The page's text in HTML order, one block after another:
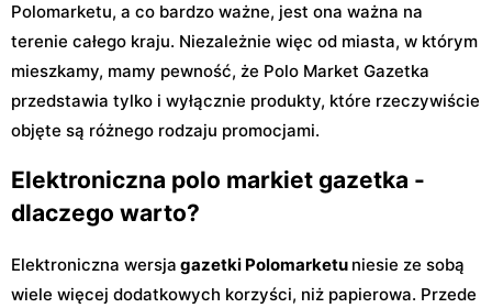
Polomarketu, a co bardzo ważne, jest ona ważna na
terenie całego kraju. Niezależnie więc od miasta, w którym
mieszkamy, mamy pewność, że Polo Market Gazetka
przedstawia tylko i wyłącznie produkty, które rzeczywiście
objęte są różnego rodzaju promocjami.
Elektroniczna polo markiet gazetka -
dlaczego warto?
Elektroniczna wersja gazetki Polomarketu niesie ze sobą
wiele więcej dodatkowych korzyści, niż papierowa. Przede